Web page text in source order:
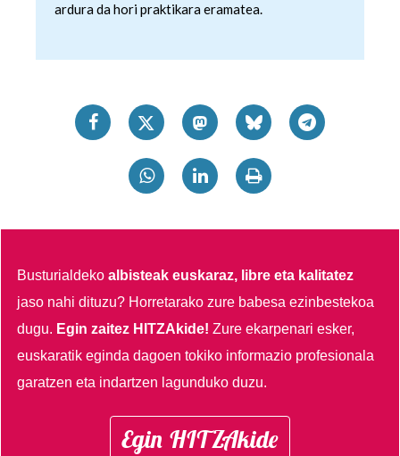
ardura da hori praktikara eramatea.
Busturialdekoalbisteak euskaraz, libre eta kalitatez
jaso nahi dituzu? Horretarako zure babesa ezinbestekoa
dugu. Egin zaitez HITZAkide!Zure ekarpenari esker,
euskaratik eginda dagoen tokiko informazio profesionala
garatzen eta indartzen lagunduko duzu.
Egin HITZAkide